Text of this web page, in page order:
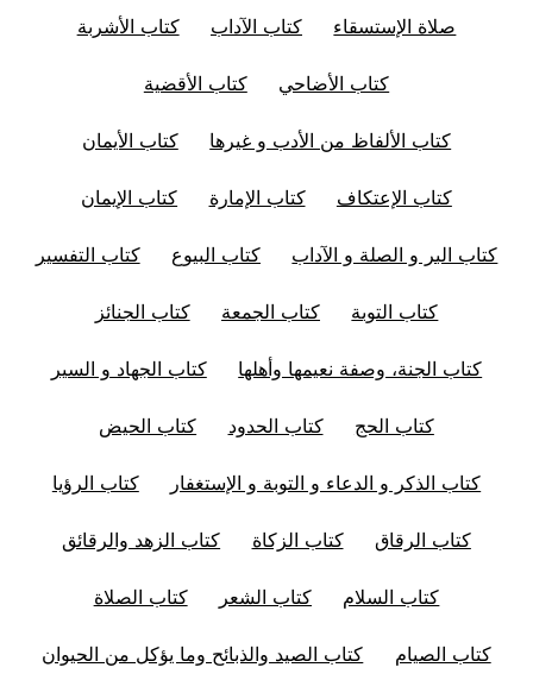
صلاة الإستسقاء كتاب الآداب كتاب الأشربة
كتاب الأضاحي كتاب الأقضية
كتاب الألفاظ من الأدب و غيرها كتاب الأيمان
كتاب الإعتكاف كتاب الإمارة كتاب الإيمان
كتاب البر و الصلة و الآداب كتاب البيوع كتاب التفسير
كتاب التوبة كتاب الجمعة كتاب الجنائز
كتاب الجنة، وصفة نعيمها وأهلها كتاب الجهاد و السير
كتاب الحج كتاب الحدود كتاب الحيض
كتاب الذكر و الدعاء و التوبة و الإستغفار كتاب الرؤيا
كتاب الرقاق كتاب الزكاة كتاب الزهد والرقائق
كتاب السلام كتاب الشعر كتاب الصلاة
كتاب الصيام كتاب الصيد والذبائح وما يؤكل من الحيوان